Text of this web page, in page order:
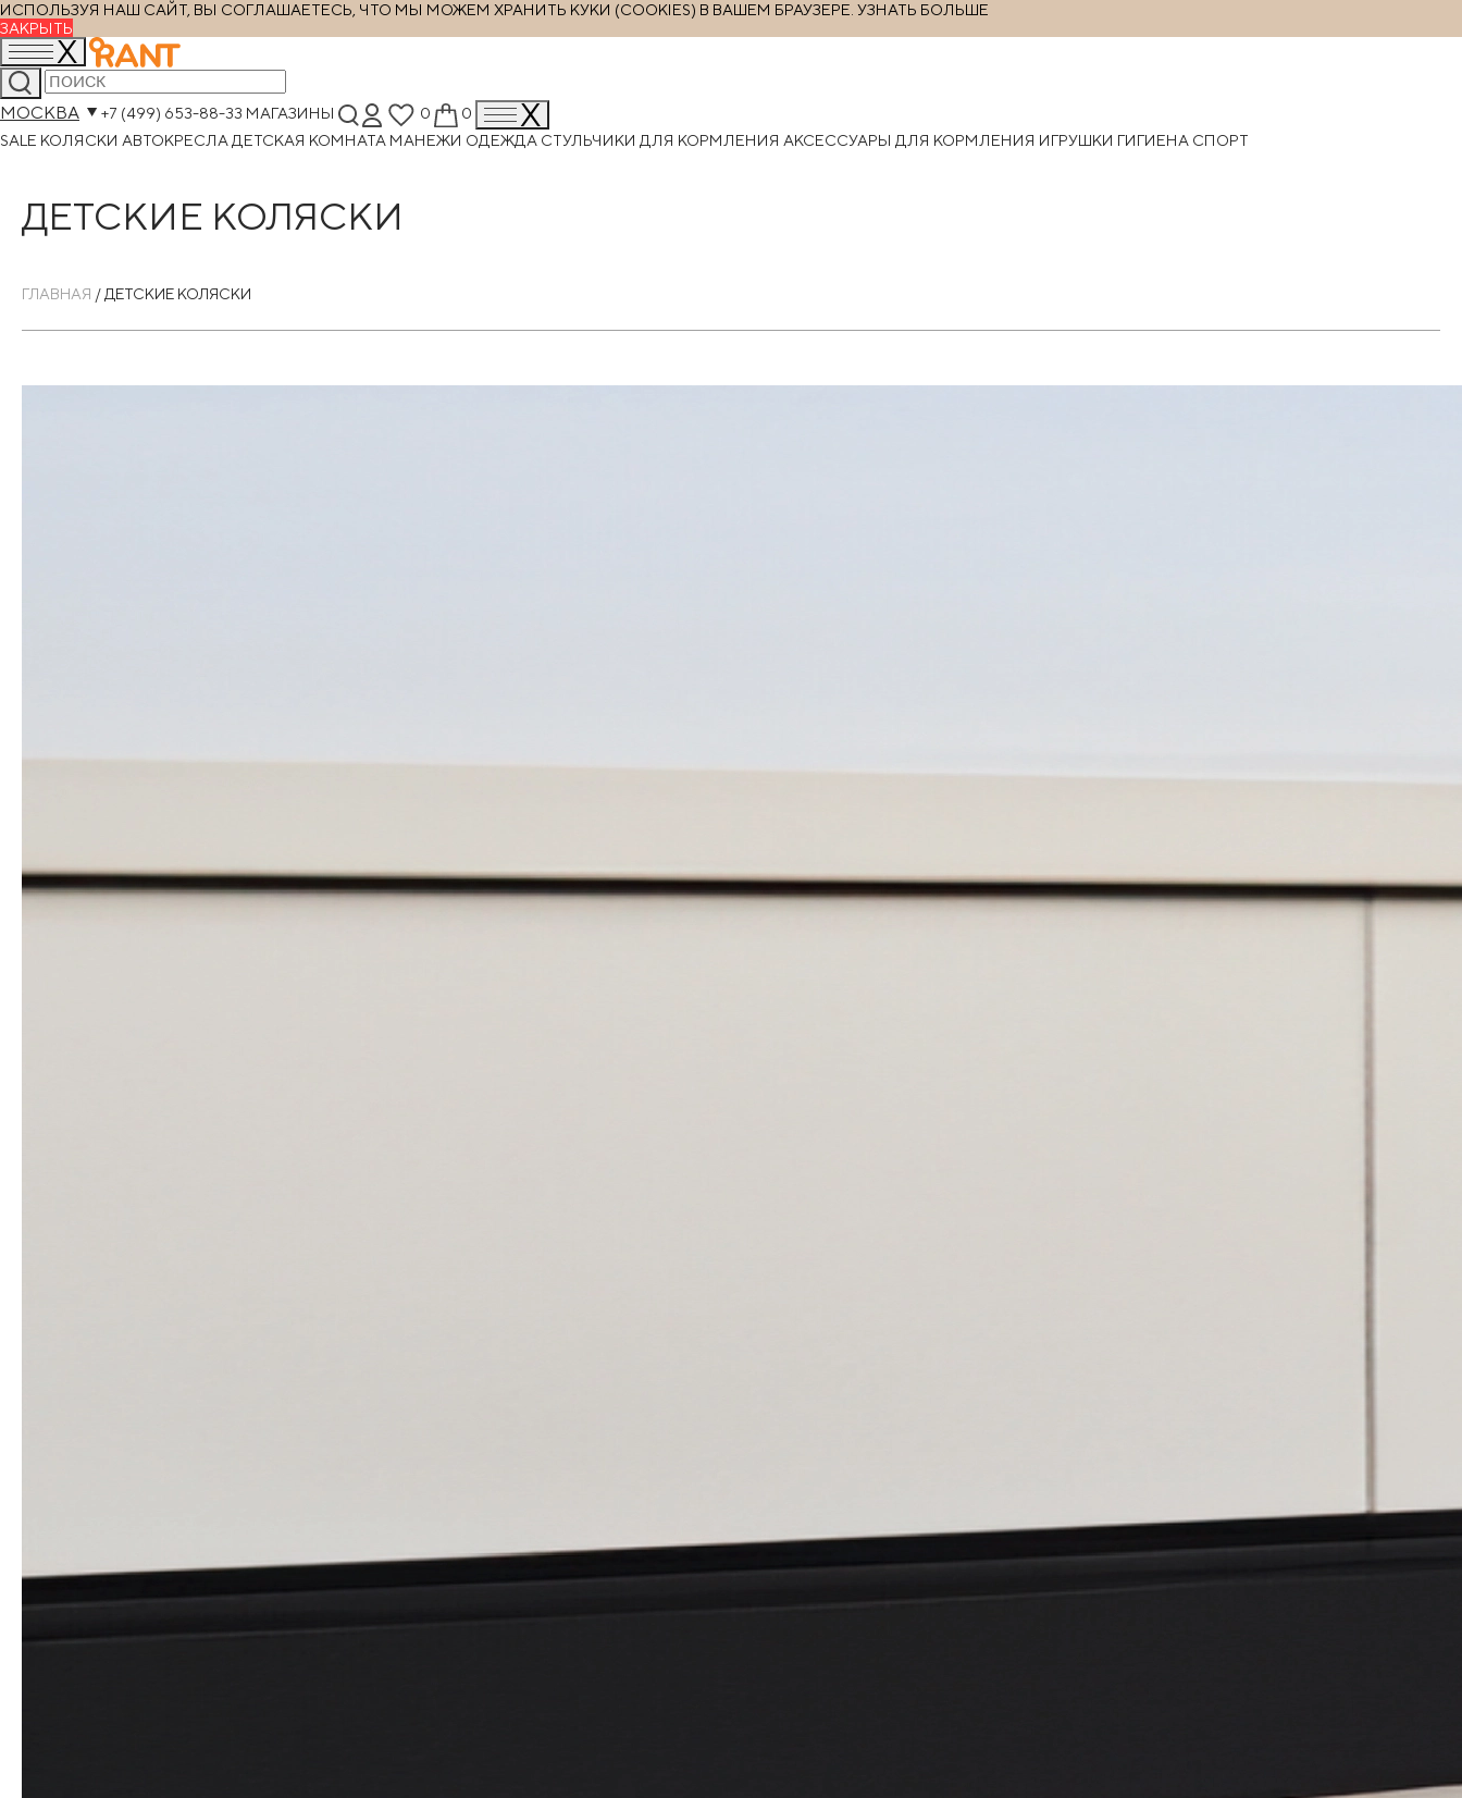
ИСПОЛЬЗУЯ НАШ САЙТ, ВЫ СОГЛАШАЕТЕСЬ, ЧТО МЫ МОЖЕМ ХРАНИТЬ КУКИ (COOKIES) В ВАШЕМ БРАУЗЕРЕ. УЗНАТЬ БОЛЬШЕ
ЗАКРЫТЬ
МОСКВА +7 (499) 653-88-33 МАГАЗИНЫ 0
0
SALE КОЛЯСКИ АВТОКРЕСЛА ДЕТСКАЯ КОМНАТА МАНЕЖИ ОДЕЖДА СТУЛЬЧИКИ ДЛЯ КОРМЛЕНИЯ АКСЕССУАРЫ ДЛЯ КОРМЛЕНИЯ ИГРУШКИ ГИГИЕНА СПОРТ
ДЕТСКИЕ КОЛЯСКИ
ГЛАВНАЯ /ДЕТСКИЕ КОЛЯСКИ